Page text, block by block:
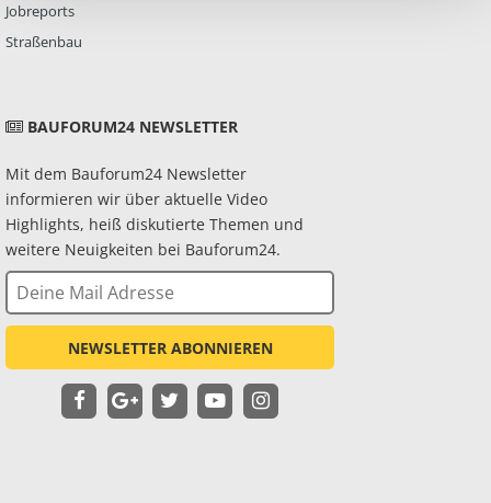
Jobreports
Straßenbau
BAUFORUM24 NEWSLETTER
Mit dem Bauforum24 Newsletter
informieren wir über aktuelle Video
Highlights, heiß diskutierte Themen und
weitere Neuigkeiten bei Bauforum24.
NEWSLETTER ABONNIEREN